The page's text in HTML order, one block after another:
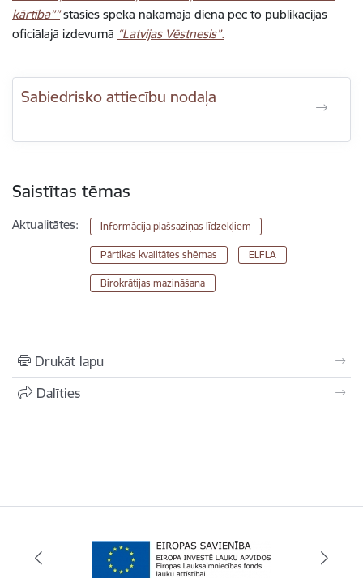
kārtība”” stāsies spēkā nākamajā dienā pēc to publikācijas
oficiālajā izdevumā “Latvijas Vēstnesis”.
Sabiedrisko attiecību nodaļa
Saistītas tēmas
Aktualitātes: Informācija plašsaziņas līdzekļiem
Pārtikas kvalitātes shēmas ELFLA
Birokrātijas mazināšana
Drukāt lapu
Dalīties